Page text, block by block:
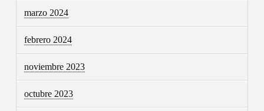
marzo 2024
febrero 2024
noviembre 2023
octubre 2023